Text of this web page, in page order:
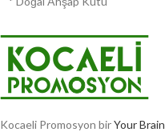
Kocaeli Promosyon birYour Brain